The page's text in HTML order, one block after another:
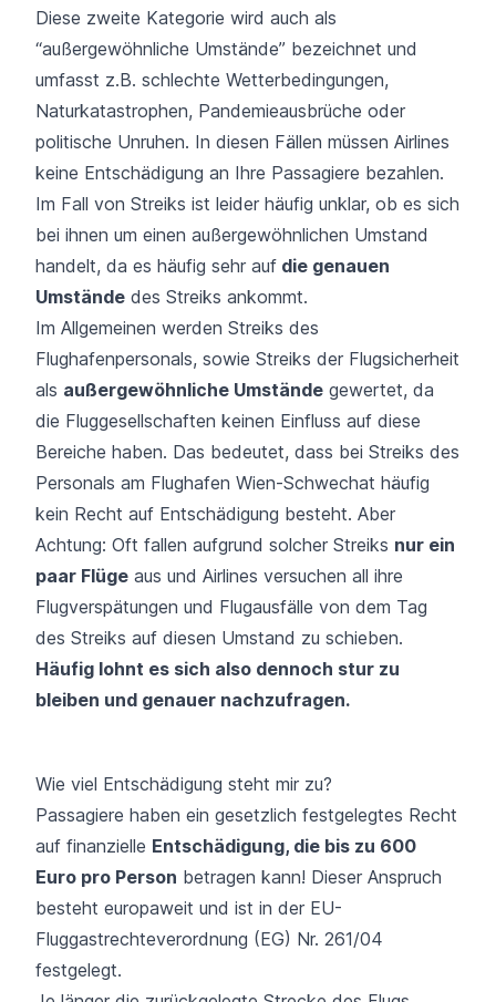
Diese zweite Kategorie wird auch als
“außergewöhnliche Umstände” bezeichnet und
umfasst z.B. schlechte Wetterbedingungen,
Naturkatastrophen, Pandemieausbrüche oder
politische Unruhen. In diesen Fällen müssen Airlines
keine Entschädigung an Ihre Passagiere bezahlen.
Im Fall von Streiks ist leider häufig unklar, ob es sich
bei ihnen um einen außergewöhnlichen Umstand
handelt, da es häufig sehr auf die genauen
Umstände des Streiks ankommt.
Im Allgemeinen werden Streiks des
Flughafenpersonals, sowie Streiks der Flugsicherheit
als außergewöhnliche Umstände gewertet, da
die Fluggesellschaften keinen Einfluss auf diese
Bereiche haben. Das bedeutet, dass bei Streiks des
Personals am Flughafen Wien-Schwechat häufig
kein Recht auf Entschädigung besteht. Aber
Achtung: Oft fallen aufgrund solcher Streiks nur ein
paar Flüge aus und Airlines versuchen all ihre
Flugverspätungen und Flugausfälle von dem Tag
des Streiks auf diesen Umstand zu schieben.
Häufig lohnt es sich also dennoch stur zu
bleiben und genauer nachzufragen.
Wie viel Entschädigung steht mir zu?
Passagiere haben ein gesetzlich festgelegtes Recht
auf finanzielle Entschädigung, die bis zu 600
Euro pro Person betragen kann! Dieser Anspruch
besteht europaweit und ist in der EU-
Fluggastrechteverordnung (EG) Nr. 261/04
festgelegt.